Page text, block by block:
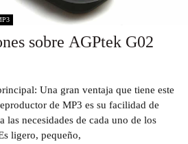
sobre AGPtek G02
Una gran ventaja que tiene este
de MP3 es su facilidad de
las necesidades de cada uno de los
ligero, pequeño,